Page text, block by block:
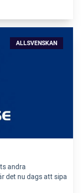
ALLSVENSKAN
andra
det nu dags att sipa